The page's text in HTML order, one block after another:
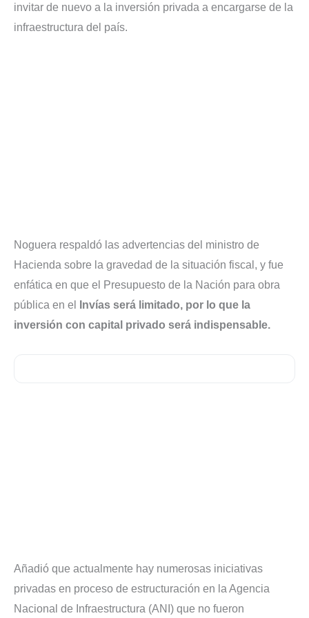
invitar de nuevo a la inversión privada a encargarse de la
infraestructura del país.
Noguera respaldó las advertencias del ministro de
Hacienda sobre la gravedad de la situación fiscal, y fue
enfática en que el Presupuesto de la Nación para obra
pública en el
Invías será limitado, por lo que la
inversión con capital privado será indispensable.
Añadió que actualmente hay numerosas iniciativas
privadas en proceso de estructuración en la Agencia
Nacional de Infraestructura (ANI) que no fueron